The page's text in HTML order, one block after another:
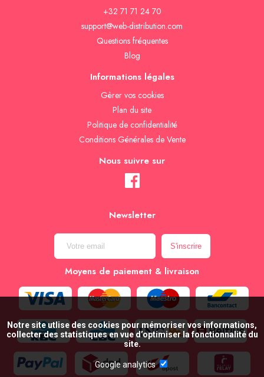
+32 71 71 24 70
support@web-distribution.com
Questions fréquentes
Blog
Informations légales
Gèrer vos cookies
Plan du site
Politique de confidentialité
Conditions Générales de Vente
Nous suivre sur
Newsletter
Moyens de paiement & livraison
Notre site utlise des cookies pour mémoriser vos informations,
collecter des statistiques en vue d’optimiser la fonctionnalité du
site.
Google analytics